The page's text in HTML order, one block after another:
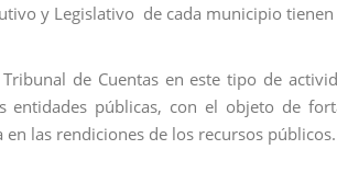
y Legislativo de cada municipio
de Cuentas en este tipo de
entidades públicas, con el objeto de
las rendiciones de los recursos públicos.